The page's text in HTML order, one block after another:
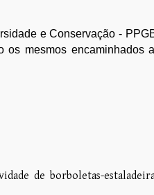
e Conservação -
os mesmos encaminhados
de borboletas-